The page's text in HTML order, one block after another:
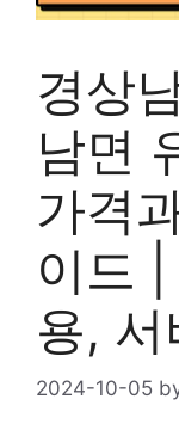
경상
남면
가격
이드
용, 서
2024-10-05